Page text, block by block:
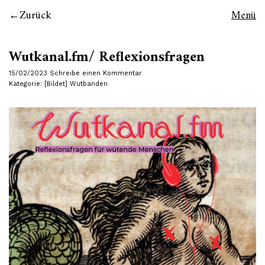
Zurück Menü
Wutkanal.fm/ Reflexionsfragen
15/02/2023 Schreibe einen Kommentar
Kategorie: [Bildet] Wutbanden